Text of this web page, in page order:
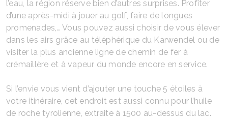
l’eau, la région réserve bien d’autres surprises. Profiter
d’une après-midi à jouer au golf, faire de longues
promenades,… Vous pouvez aussi choisir de vous élever
dans les airs grâce au téléphérique du Karwendel ou de
visiter la plus ancienne ligne de chemin de fer à
crémaillère et à vapeur du monde encore en service.
Si l’envie vous vient d’ajouter une touche 5 étoiles à
votre itinéraire, cet endroit est aussi connu pour l’huile
de roche tyrolienne, extraite à 1500 au-dessus du lac.